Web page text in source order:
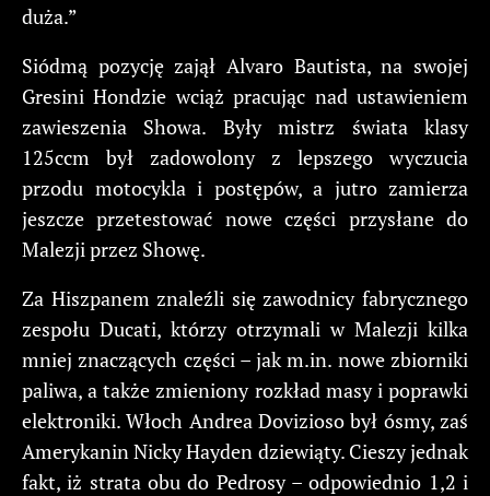
duża.”
Siódmą pozycję zajął Alvaro Bautista, na swojej
Gresini Hondzie wciąż pracując nad ustawieniem
zawieszenia Showa. Były mistrz świata klasy
125ccm był zadowolony z lepszego wyczucia
przodu motocykla i postępów, a jutro zamierza
jeszcze przetestować nowe części przysłane do
Malezji przez Showę.
Za Hiszpanem znaleźli się zawodnicy fabrycznego
zespołu Ducati, którzy otrzymali w Malezji kilka
mniej znaczących części – jak m.in. nowe zbiorniki
paliwa, a także zmieniony rozkład masy i poprawki
elektroniki. Włoch Andrea Dovizioso był ósmy, zaś
Amerykanin Nicky Hayden dziewiąty. Cieszy jednak
fakt, iż strata obu do Pedrosy – odpowiednio 1,2 i